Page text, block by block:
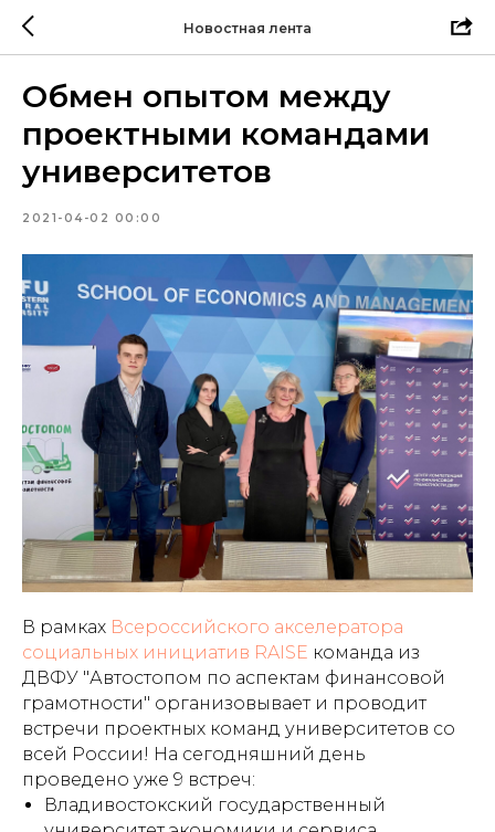
Новостная лента
Обмен опытом между
проектными командами
университетов
2021-04-02 00:00
В рамках Всероссийского акселератора
социальных инициатив RAISE команда из
ДВФУ "Автостопом по аспектам финансовой
грамотности" организовывает и проводит
встречи проектных команд университетов со
всей России! На сегодняшний день
проведено уже 9 встреч:
Владивостокский государственный